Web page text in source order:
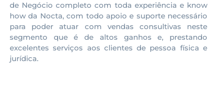
de Negócio completo com toda experiência e know
how da Nocta, com todo apoio e suporte necessário
para poder atuar com vendas consultivas neste
segmento que é de altos ganhos e, prestando
excelentes serviços aos clientes de pessoa física e
jurídica.